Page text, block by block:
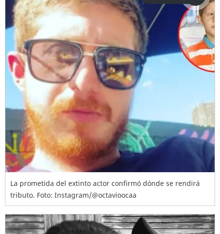
La prometida del extinto actor confirmó dónde se rendirá
tributo. Foto: Instagram/@octavioocaa